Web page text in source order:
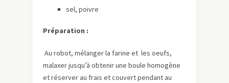
sel, poivre
Préparation :
Au robot, mélanger la farine et les oeufs,
malaxer jusqu’à obtenir une boule homogène
et réserver au frais et couvert pendant au